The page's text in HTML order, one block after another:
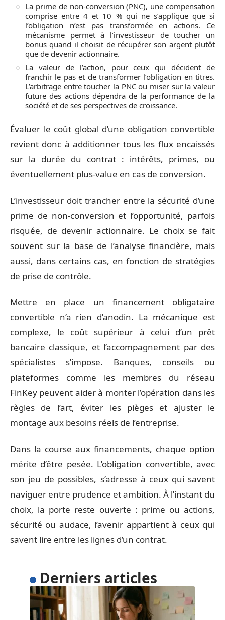
La prime de non-conversion (PNC), une compensation
comprise entre 4 et 10 % qui ne s’applique que si
l’obligation n’est pas transformée en actions. Ce
mécanisme permet à l’investisseur de toucher un
bonus quand il choisit de récupérer son argent plutôt
que de devenir actionnaire.
La valeur de l’action, pour ceux qui décident de
franchir le pas et de transformer l’obligation en titres.
L’arbitrage entre toucher la PNC ou miser sur la valeur
future des actions dépendra de la performance de la
société et de ses perspectives de croissance.
Évaluer le coût global d’une obligation convertible
revient donc à additionner tous les flux encaissés
sur la durée du contrat : intérêts, primes, ou
éventuellement plus-value en cas de conversion.
L’investisseur doit trancher entre la sécurité d’une
prime de non-conversion et l’opportunité, parfois
risquée, de devenir actionnaire. Le choix se fait
souvent sur la base de l’analyse financière, mais
aussi, dans certains cas, en fonction de stratégies
de prise de contrôle.
Mettre en place un financement obligataire
convertible n’a rien d’anodin. La mécanique est
complexe, le coût supérieur à celui d’un prêt
bancaire classique, et l’accompagnement par des
spécialistes s’impose. Banques, conseils ou
plateformes comme les membres du réseau
FinKey peuvent aider à monter l’opération dans les
règles de l’art, éviter les pièges et ajuster le
montage aux besoins réels de l’entreprise.
Dans la course aux financements, chaque option
mérite d’être pesée. L’obligation convertible, avec
son jeu de possibles, s’adresse à ceux qui savent
naviguer entre prudence et ambition. À l’instant du
choix, la porte reste ouverte : prime ou actions,
sécurité ou audace, l’avenir appartient à ceux qui
savent lire entre les lignes d’un contrat.
Derniers articles